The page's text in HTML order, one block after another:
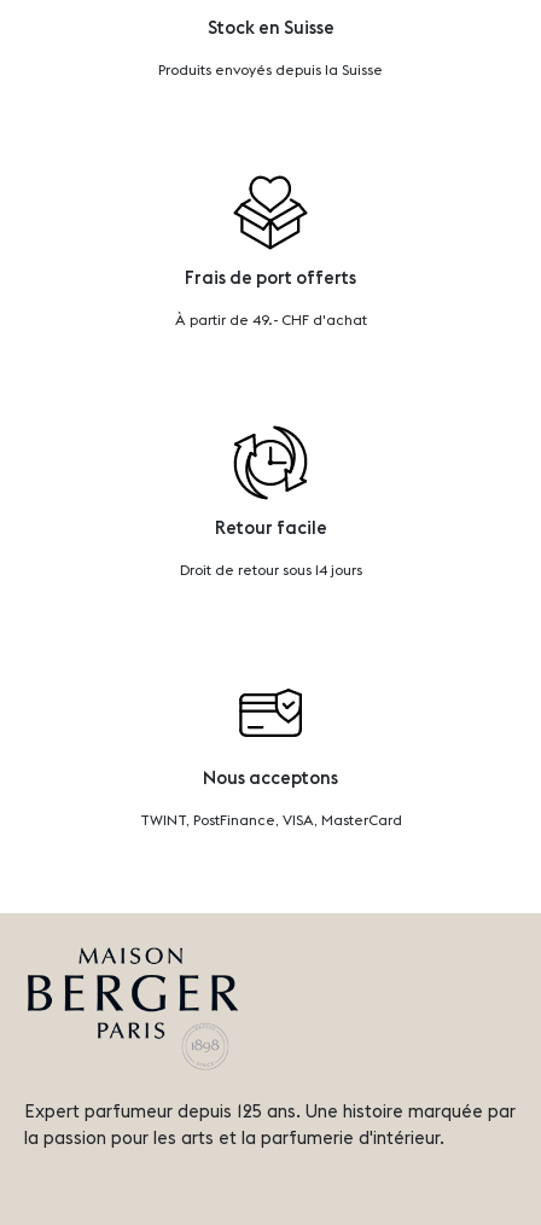
Stock en Suisse
Produits envoyés depuis la Suisse
Frais de port offerts
À partir de 49.- CHF d'achat
Retour facile
Droit de retour sous 14 jours
Nous acceptons
TWINT, PostFinance, VISA, MasterCard
Expert parfumeur depuis 125 ans. Une histoire marquée par
la passion pour les arts et la parfumerie d'intérieur.